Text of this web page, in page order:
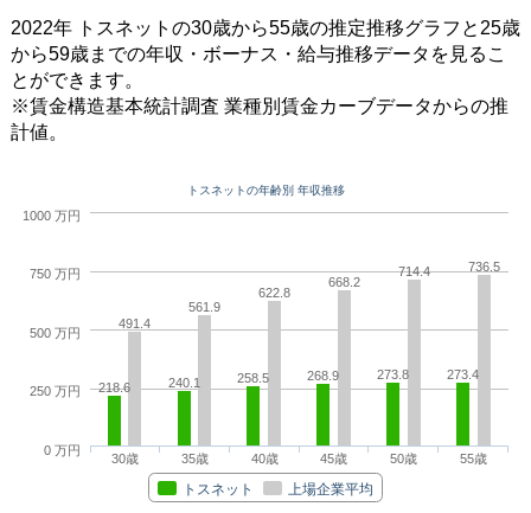
2022年 トスネットの30歳から55歳の推定推移グラフと25歳
から59歳までの年収・ボーナス・給与推移データを見るこ
とができます。
※賃金構造基本統計調査 業種別賃金カーブデータからの推
計値。
トスネットの年齢別 年収推移
218.6 240.1 258.5 268.9 273.8 273.4
491.4
561.9
622.8
668.2
714.4 736.5
トスネット 上場企業平均
30歳 35歳 40歳 45歳 50歳 55歳
0 万円
250 万円
500 万円
750 万円
1000 万円